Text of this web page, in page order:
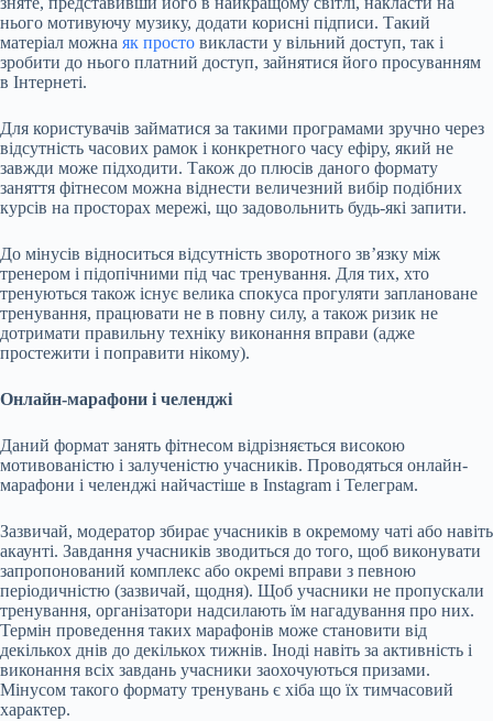
нього мотивуючу музику, додати корисні підписи. Такий
матеріал можна як просто викласти у вільний доступ, так і
зробити до нього платний доступ, зайнятися його просуванням
в Інтернеті.
Для користувачів займатися за такими програмами зручно через
відсутність часових рамок і конкретного часу ефіру, який не
завжди може підходити. Також до плюсів даного формату
заняття фітнесом можна віднести величезний вибір подібних
курсів на просторах мережі, що задовольнить будь-які запити.
До мінусів відноситься відсутність зворотного зв’язку між
тренером і підопічними під час тренування. Для тих, хто
тренуються також існує велика спокуса прогуляти заплановане
тренування, працювати не в повну силу, а також ризик не
дотримати правильну техніку виконання вправи (адже
простежити і поправити нікому).
Онлайн-марафони і челенджі
Даний формат занять фітнесом відрізняється високою
мотивованістю і залученістю учасників. Проводяться онлайн-
марафони і челенджі найчастіше в Instagram і Телеграм.
Зазвичай, модератор збирає учасників в окремому чаті або навіть
акаунті. Завдання учасників зводиться до того, щоб виконувати
запропонований комплекс або окремі вправи з певною
періодичністю (зазвичай, щодня). Щоб учасники не пропускали
тренування, організатори надсилають їм нагадування про них.
Термін проведення таких марафонів може становити від
декількох днів до декількох тижнів. Іноді навіть за активність і
виконання всіх завдань учасники заохочуються призами.
Мінусом такого формату тренувань є хіба що їх тимчасовий
характер.